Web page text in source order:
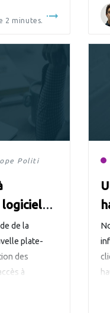
aux
2 minutes.
Politique
logiciel
de la
plate-
des
à